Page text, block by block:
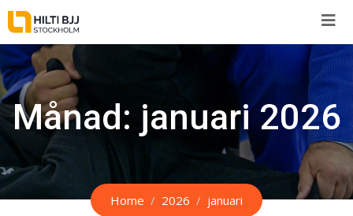
Skip
to
content
Månad: januari 2026
Home 2026 januari